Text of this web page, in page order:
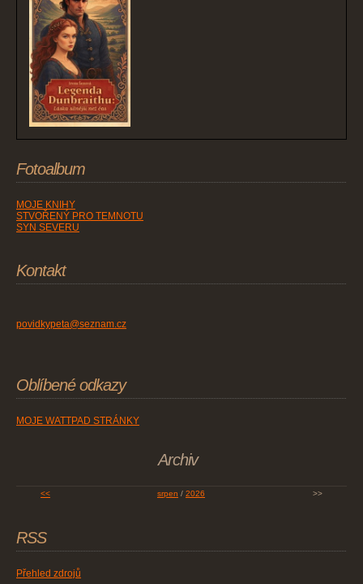
Fotoalbum
MOJE KNIHY
STVOŘENÝ PRO TEMNOTU
SYN SEVERU
Kontakt
povidkypeta@seznam.cz
Oblíbené odkazy
MOJE WATTPAD STRÁNKY
Archiv
<< srpen / 2026 >>
RSS
Přehled zdrojů